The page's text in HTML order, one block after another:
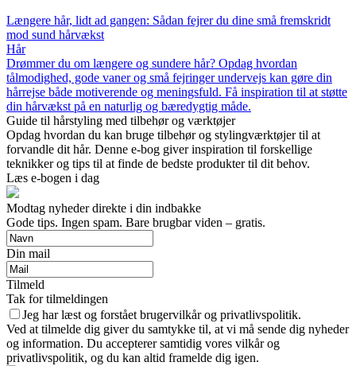
Længere hår, lidt ad gangen: Sådan fejrer du dine små fremskridt
mod sund hårvækst
Hår
Drømmer du om længere og sundere hår? Opdag hvordan
tålmodighed, gode vaner og små fejringer undervejs kan gøre din
hårrejse både motiverende og meningsfuld. Få inspiration til at støtte
din hårvækst på en naturlig og bæredygtig måde.
Guide til hårstyling med tilbehør og værktøjer
Opdag hvordan du kan bruge tilbehør og stylingværktøjer til at
forvandle dit hår. Denne e-bog giver inspiration til forskellige
teknikker og tips til at finde de bedste produkter til dit behov.
Læs e-bogen i dag
Modtag nyheder direkte i din indbakke
Gode tips. Ingen spam. Bare brugbar viden – gratis.
Din mail
Tilmeld
Tak for tilmeldingen
Jeg har læst og forstået brugervilkår og privatlivspolitik.
Ved at tilmelde dig giver du samtykke til, at vi må sende dig nyheder
og information. Du accepterer samtidig vores vilkår og
privatlivspolitik, og du kan altid framelde dig igen.